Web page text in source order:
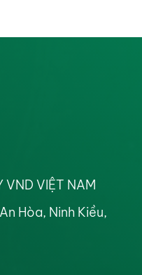
VND VIỆT NAM
Hòa, Ninh Kiều,